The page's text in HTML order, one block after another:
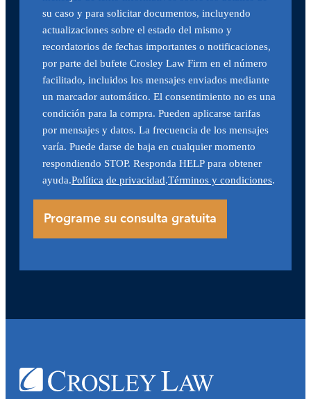
su caso y para solicitar documentos, incluyendo
actualizaciones sobre el estado del mismo y
recordatorios de fechas importantes o notificaciones,
por parte del bufete Crosley Law Firm en el número
facilitado, incluidos los mensajes enviados mediante
un marcador automático. El consentimiento no es una
condición para la compra. Pueden aplicarse tarifas
por mensajes y datos. La frecuencia de los mensajes
varía. Puede darse de baja en cualquier momento
respondiendo STOP. Responda HELP para obtener
ayuda.Política de privacidad.Términos y condiciones.